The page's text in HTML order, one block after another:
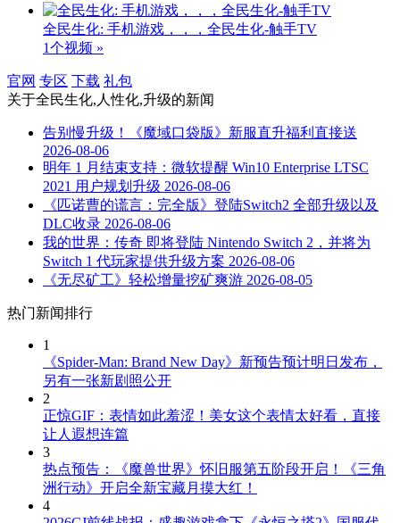
全民生化: 手机游戏，，，全民生化-触手TV
1个视频 »
官网 专区 下载 礼包
关于全民生化,人性化,升级的新闻
告别慢升级！《魔域口袋版》新服直升福利直接送
2026-08-06
明年 1 月结束支持：微软提醒 Win10 Enterprise LTSC
2021 用户规划升级 2026-08-06
《匹诺曹的谎言：完全版》登陆Switch2 全部升级以及
DLC收录 2026-08-06
我的世界：传奇 即将登陆 Nintendo Switch 2，并将为
Switch 1 代玩家提供升级方案 2026-08-06
《无尽矿工》轻松增量挖矿爽游 2026-08-05
热门新闻排行
1
《Spider-Man: Brand New Day》新预告预计明日发布，
另有一张新剧照公开
2
正惊GIF：表情如此羞涩！美女这个表情太好看，直接
让人遐想连篇
3
热点预告：《魔兽世界》怀旧服第五阶段开启！《三角
洲行动》开启全新宝藏月摸大红！
4